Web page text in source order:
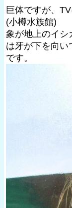
巨体ですが、
(小樽水族館)
象が地上のイシ
は牙が下を向い
です。